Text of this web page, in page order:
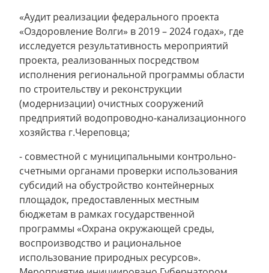
«Аудит реализации федерального проекта
«Оздоровление Волги» в 2019 – 2024 годах», где
исследуется результативность мероприятий
проекта, реализованных посредством
исполнения региональной программы области
по строительству и реконструкции
(модернизации) очистных сооружений
предприятий водопроводно-канализационного
хозяйства г.Череповца;
- совместной с муниципальными контрольно-
счетными органами проверки использования
субсидий на обустройство контейнерных
площадок, предоставленных местным
бюджетам в рамках государственной
программы «Охрана окружающей среды,
воспроизводство и рациональное
использование природных ресурсов».